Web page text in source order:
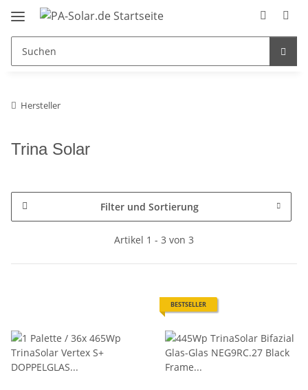
Hersteller
Trina Solar
Filter und Sortierung
Artikel 1 - 3 von 3
BESTSELLER